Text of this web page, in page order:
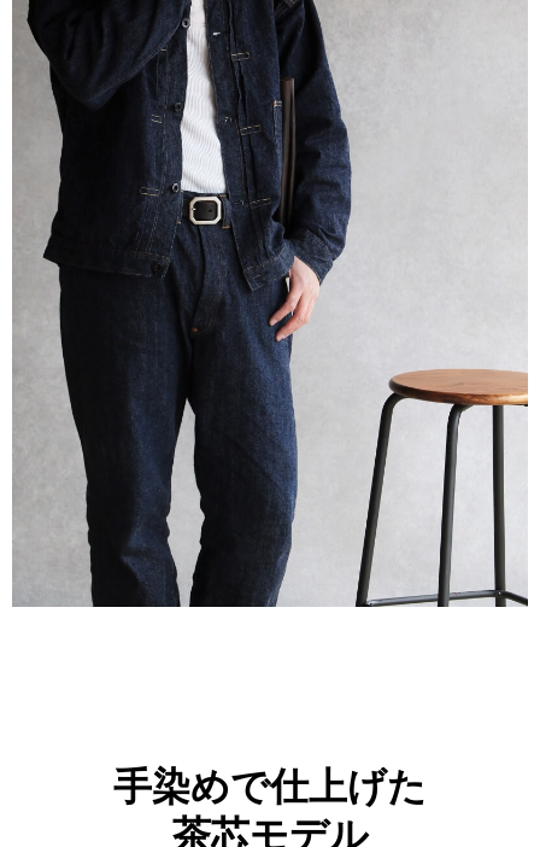
手染めで仕上げた
茶芯モデル